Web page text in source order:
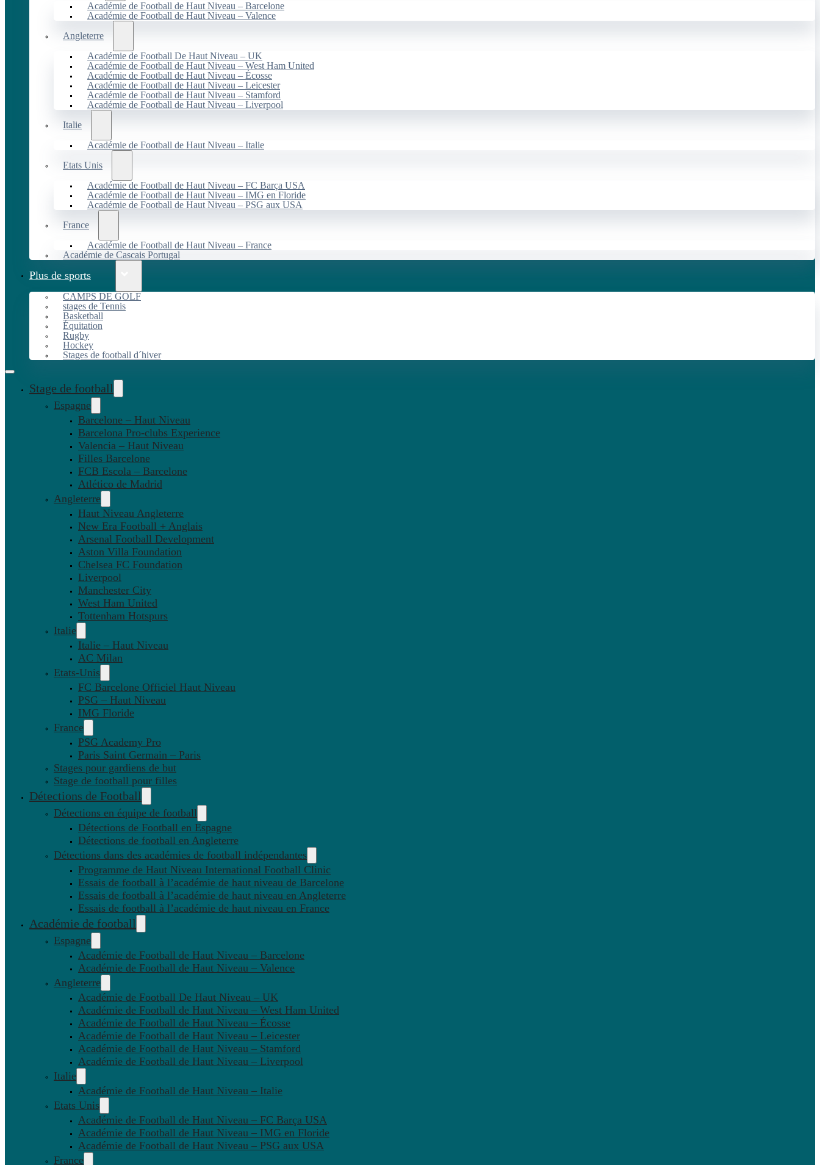
Académie de Football de Haut Niveau – Barcelone
Académie de Football de Haut Niveau – Valence
Angleterre
Académie de Football De Haut Niveau – UK
Académie de Football de Haut Niveau – West Ham United
Académie de Football de Haut Niveau – Écosse
Académie de Football de Haut Niveau – Leicester
Académie de Football de Haut Niveau – Stamford
Académie de Football de Haut Niveau – Liverpool
Italie
Académie de Football de Haut Niveau – Italie
Etats Unis
Académie de Football de Haut Niveau – FC Barça USA
Académie de Football de Haut Niveau – IMG en Floride
Académie de Football de Haut Niveau – PSG aux USA
France
Académie de Football de Haut Niveau – France
Académie de Cascais Portugal
Plus de sports
CAMPS DE GOLF
stages de Tennis
Basketball
Équitation
Rugby
Hockey
Stages de football d´hiver
Stage de football
Espagne
Barcelone – Haut Niveau
Barcelona Pro-clubs Experience
Valencia – Haut Niveau
Filles Barcelone
FCB Escola – Barcelone
Atlético de Madrid
Angleterre
Haut Niveau Angleterre
New Era Football + Anglais
Arsenal Football Development
Aston Villa Foundation
Chelsea FC Foundation
Liverpool
Manchester City
West Ham United
Tottenham Hotspurs
Italie
Italie – Haut Niveau
AC Milan
Etats-Unis
FC Barcelone Officiel Haut Niveau
PSG – Haut Niveau
IMG Floride
France
PSG Academy Pro
Paris Saint Germain – Paris
Stages pour gardiens de but
Stage de football pour filles
Détections de Football
Détections en équipe de football
Détections de Football en Espagne
Détections de football en Angleterre
Détections dans des académies de football indépendantes
Programme de Haut Niveau International Football Clinic
Essais de football à l’académie de haut niveau de Barcelone
Essais de football à l’académie de haut niveau en Angleterre
Essais de football à l’académie de haut niveau en France
Académie de football
Espagne
Académie de Football de Haut Niveau – Barcelone
Académie de Football de Haut Niveau – Valence
Angleterre
Académie de Football De Haut Niveau – UK
Académie de Football de Haut Niveau – West Ham United
Académie de Football de Haut Niveau – Écosse
Académie de Football de Haut Niveau – Leicester
Académie de Football de Haut Niveau – Stamford
Académie de Football de Haut Niveau – Liverpool
Italie
Académie de Football de Haut Niveau – Italie
Etats Unis
Académie de Football de Haut Niveau – FC Barça USA
Académie de Football de Haut Niveau – IMG en Floride
Académie de Football de Haut Niveau – PSG aux USA
France